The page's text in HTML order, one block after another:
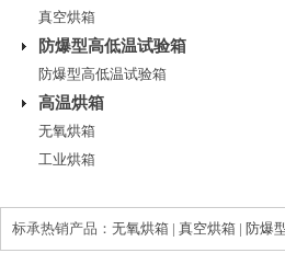
真空烘箱
防爆型高低温试验箱
防爆型高低温试验箱
高温烘箱
无氧烘箱
工业烘箱
标承热销产品： 无氧烘箱 | 真空烘箱 | 防爆